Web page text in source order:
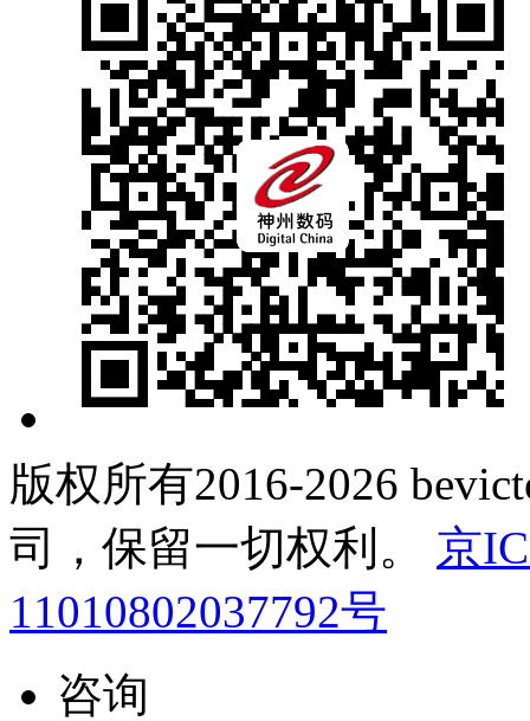
版权所有2016-2026
司，保留一切权利。
京
11010802037792号
咨询